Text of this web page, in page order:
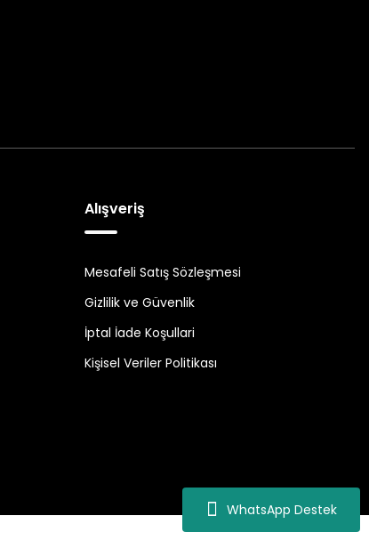
WhatsApp Destek
Alışveriş
Mesafeli Satış Sözleşmesi
Gizlilik ve Güvenlik
İptal İade Koşullari
Kişisel Veriler Politikası